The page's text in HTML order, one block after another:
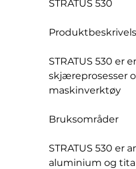
STRATUS 530
STRATUS 530
skjæreprosesser
maskinverktøy
Bruksområder
STRATUS 530 er
aluminium og